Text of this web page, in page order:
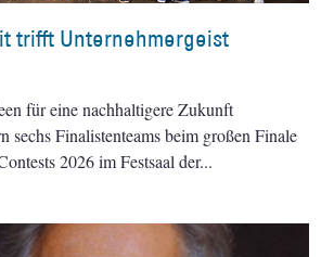
trifft Unternehmergeist
für eine nachhaltigere Zukunft
sechs Finalistenteams beim großen Finale
2026 im Festsaal der